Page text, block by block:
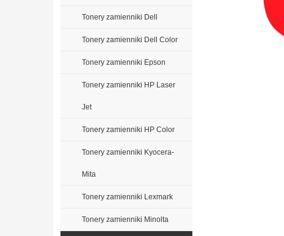
Tonery zamienniki Dell
Tonery zamienniki Dell Color
Tonery zamienniki Epson
Tonery zamienniki HP Laser
Jet
Tonery zamienniki HP Color
Tonery zamienniki Kyocera-
Mita
Tonery zamienniki Lexmark
Tonery zamienniki Minolta